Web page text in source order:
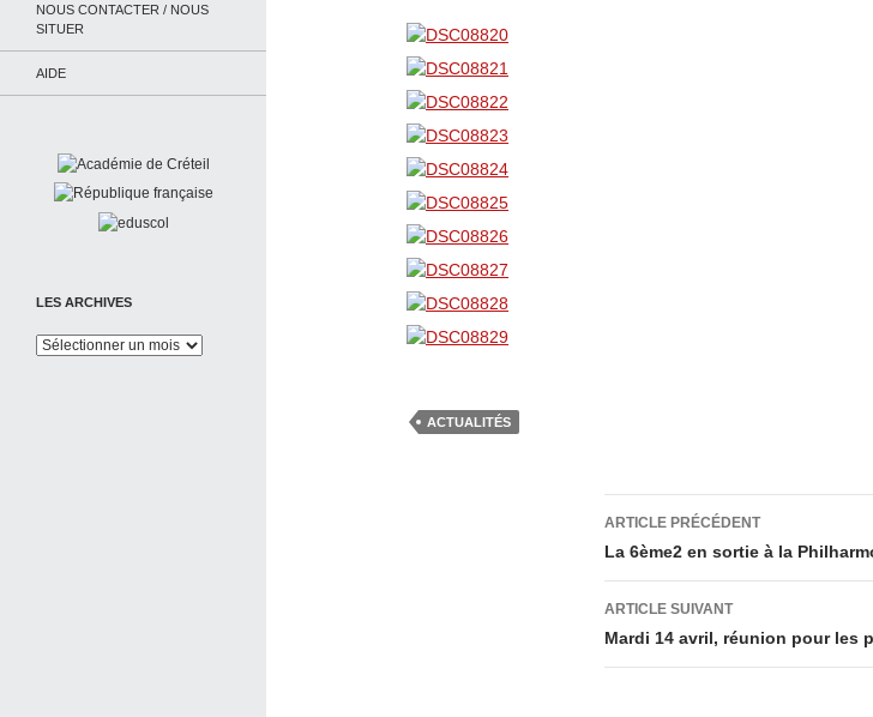
ACTUALITÉS
Navigation
des
articles
ARTICLE PRÉCÉDENT
La 6ème2 en sortie à la
ARTICLE SUIVANT
Mardi 14 avril, réunion pour les
NOUS CONTACTER / NOUS
SITUER
AIDE
LES ARCHIVES
Les